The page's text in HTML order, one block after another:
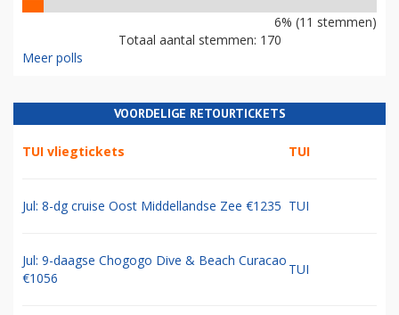
6% (11 stemmen)
Totaal aantal stemmen: 170
Meer polls
VOORDELIGE RETOURTICKETS
TUI vliegtickets TUI
Jul: 8-dg cruise Oost Middellandse Zee €1235 TUI
Jul: 9-daagse Chogogo Dive & Beach Curacao
€1056
TUI